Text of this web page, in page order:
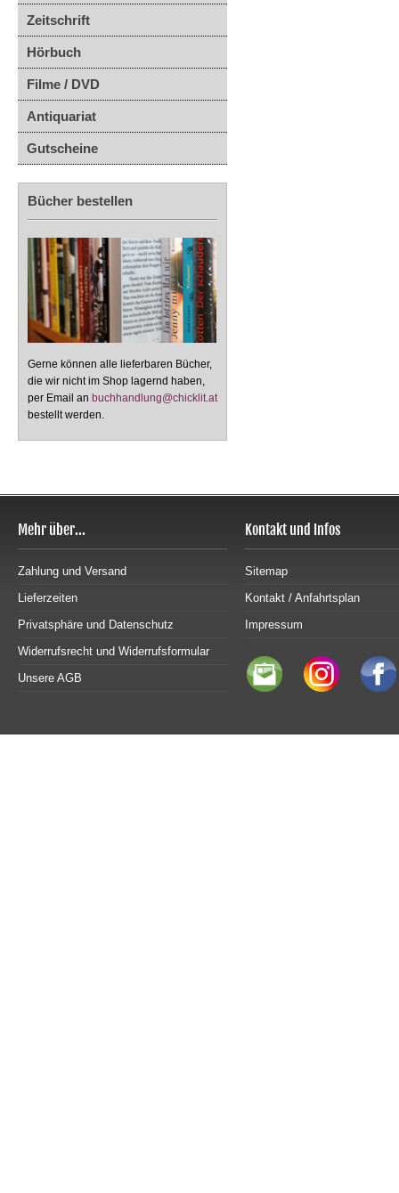
Zeitschrift
Hörbuch
Filme / DVD
Antiquariat
Gutscheine
Bücher bestellen
Gerne können alle lieferbaren Bücher,
die wir nicht im Shop lagernd haben,
per Email an buchhandlung@chicklit.at
bestellt werden.
Mehr über...
Zahlung und Versand
Lieferzeiten
Privatsphäre und Datenschutz
Widerrufsrecht und Widerrufsformular
Unsere AGB
Kontakt und Infos
Sitemap
Kontakt / Anfahrtsplan
Impressum